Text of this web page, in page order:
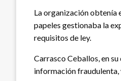
La organización obtenía
papeles gestionaba la
requisitos de ley.
Carrasco Ceballos, en
información fraudulenta,